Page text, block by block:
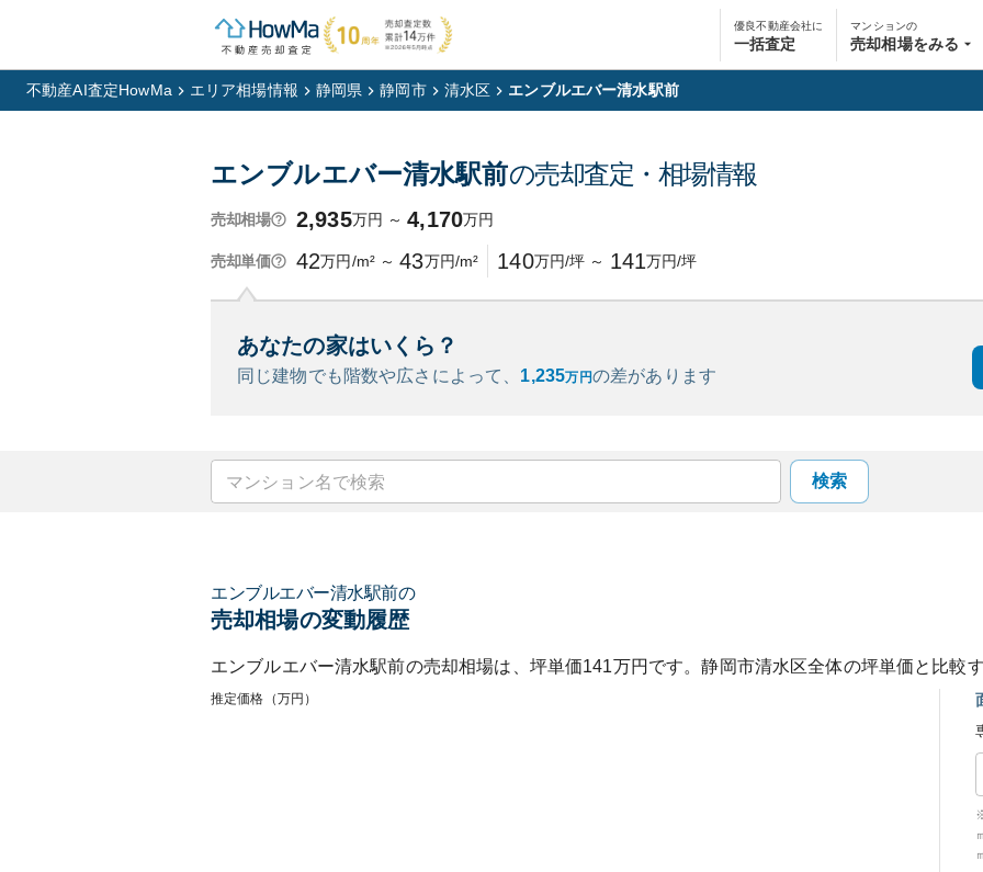
優良不動産会社に
一括査定
マンションの
売却相場をみる
不動産AI査定HowMa エリア相場情報 静岡県 静岡市 清水区 エンブルエバー清水駅前
エンブルエバー清水駅前の売却査定・相場情報
売却相場 2,935万円 ～ 4,170万円
売却単価 42万円/m² ～ 43万円/m² 140万円/坪 ～ 141万円/坪
あなたの家はいくら？
同じ建物でも階数や広さによって、 1,235万円の差があります
検索
エンブルエバー清水駅前の
売却相場の変動履歴
エンブルエバー清水駅前の売却相場は、坪単価141万円です。静岡市清水区全体の坪単価と比較
推定価格（万円）